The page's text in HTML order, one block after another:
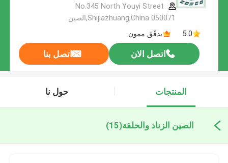
No.345 North Youyi Street
Shijiazhuang,China 050071,الصين
5.0
يدقّق ممون
اتصل الان اتصل بنا
المنتجات حول نا
الصين الزناد والحلقة(15)